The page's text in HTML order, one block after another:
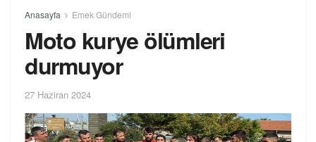
Anasayfa Emek Gündemi
Moto kurye ölümleri
durmuyor
27 Haziran 2024